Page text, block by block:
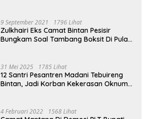
9 September 2021 1796 Lihat
Zulkhairi Eks Camat Bintan Pesisir
Bungkam Soal Tambang Boksit Di Pulau
31 Mei 2025 1785 Lihat
12 Santri Pesantren Madani Tebuireng
Bintan, Jadi Korban Kekerasan Oknum
4 Februari 2022 1568 Lihat